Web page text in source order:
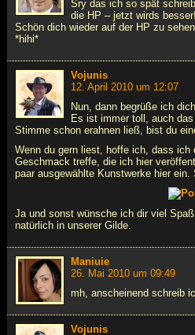
Sry das ich so spät
die HP – jetzt wirds
Schön dich wieder auf der HP zu
*hihi*
Vojunis
12. April 2010 um 12:07
Nun, dann begrüße ich
Es ist immer toll, auch
Stimme schon erahnen ließ, bist du
Wenn du gern liest, hoffe ich, dass ich
Geschmack treffe, die ich hier
paar ausgewählte Kunstwerke hier
Ja und sonst wünsche ich dir viel
natürlich in unserer Gilde.
Maniuie
26. Mai 2010 um 09:49
mh, anscheinend schreib
Vojunis